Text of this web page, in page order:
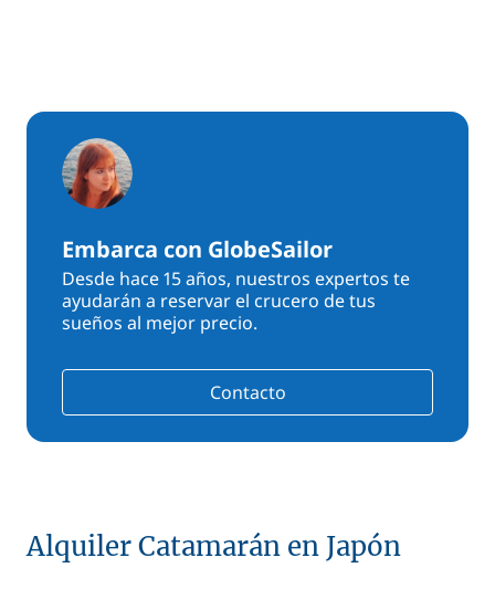
Embarca con GlobeSailor
Desde hace 15 años, nuestros expertos te
ayudarán a reservar el crucero de tus
sueños al mejor precio.
Contacto
Alquiler Catamarán en Japón